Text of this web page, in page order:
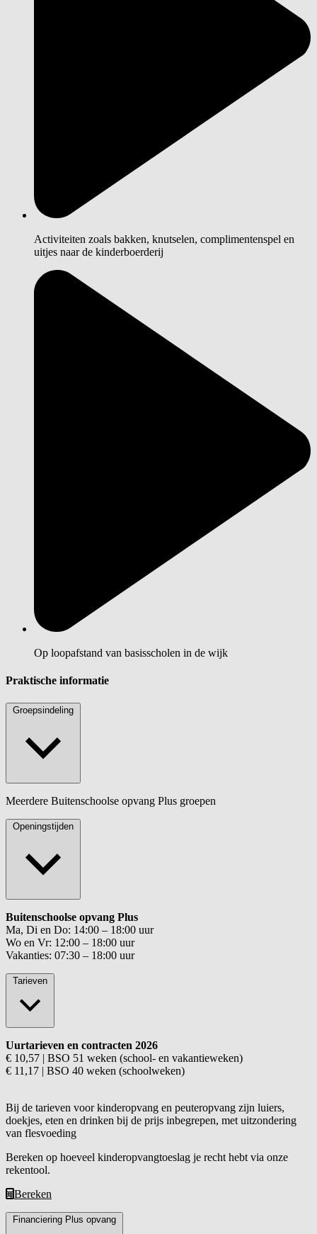
Activiteiten zoals bakken, knutselen, complimentenspel en
uitjes naar de kinderboerderij
Op loopafstand van basisscholen in de wijk
Praktische informatie
Groepsindeling
Meerdere Buitenschoolse opvang Plus groepen
Openingstijden
Buitenschoolse opvang Plus
Ma, Di en Do: 14:00 – 18:00 uur
Wo en Vr: 12:00 – 18:00 uur
Vakanties: 07:30 – 18:00 uur
Tarieven
Uurtarieven en contracten 2026
€ 10,57 | BSO 51 weken (school- en vakantieweken)
€ 11,17 | BSO 40 weken (schoolweken)
Bij de tarieven voor kinderopvang en peuteropvang zijn luiers,
doekjes, eten en drinken bij de prijs inbegrepen, met uitzondering
van flesvoeding
Bereken op hoeveel kinderopvangtoeslag je recht hebt via onze
rekentool.
Bereken
Financiering Plus opvang